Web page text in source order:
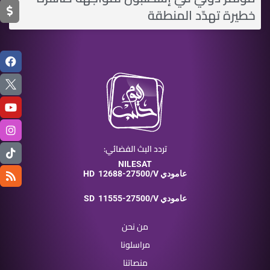
خطيرة تهدّد المنطقة
تردد البث الفضائي:
NILESAT
HD
12688-27500/V عامودي
SD 11555-27500/V عامودي
من نحن
مراسلونا
منصاتنا